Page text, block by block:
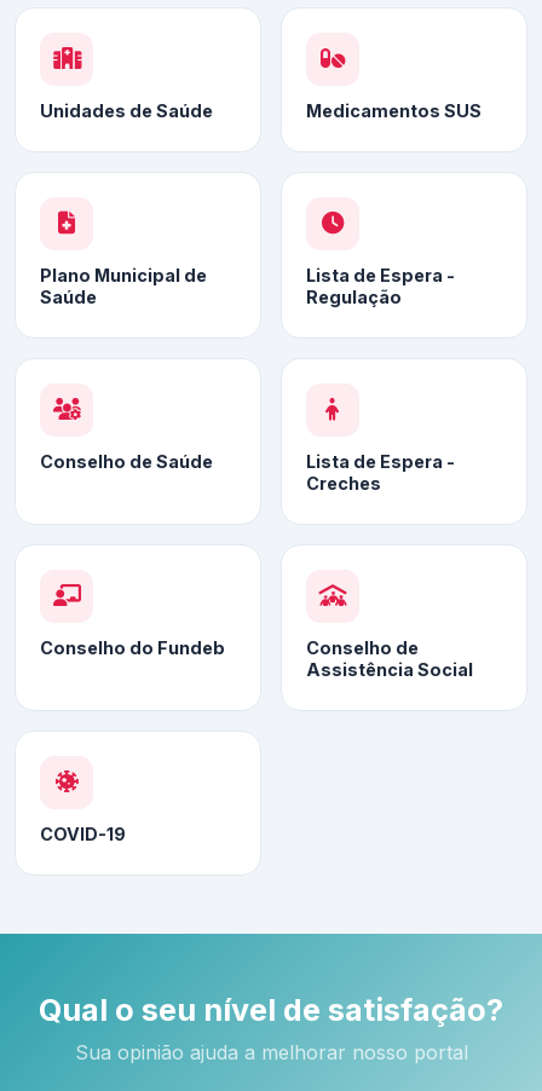
Unidades de Saúde Medicamentos SUS
Plano Municipal de
Saúde
Lista de Espera -
Regulação
Conselho de Saúde
Lista de Espera -
Creches
Conselho do Fundeb
Conselho de
Assistência Social
COVID-19
Qual o seu nível de satisfação?
Sua opinião ajuda a melhorar nosso portal